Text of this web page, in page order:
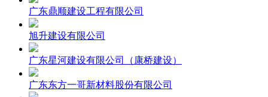
广东鼎顺建设工程有限公司
旭升建设有限公司
广东星河建设有限公司（康桥建设）
广东东方一哥新材料股份有限公司